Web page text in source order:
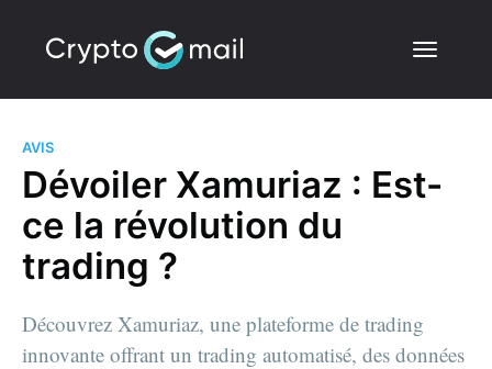
AVIS
Dévoiler Xamuriaz : Est-
ce la révolution du
trading ?
Découvrez Xamuriaz, une plateforme de trading
innovante offrant un trading automatisé, des données